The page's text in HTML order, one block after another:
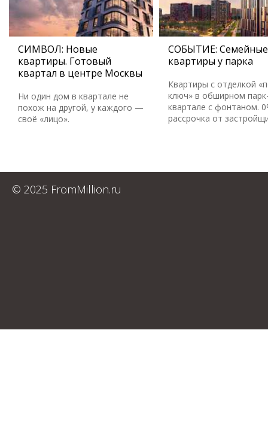
СИМВОЛ: Новые
квартиры. Готовый
квартал в центре Москвы
Ни один дом в квартале не
похож на другой, у каждого —
своё «лицо».
СОБЫТИЕ: Семейные
квартиры у парка
Квартиры с отделкой
ключ» в обширном
квартале с фонтаном.
рассрочка от
© 2025 FromMillion.ru